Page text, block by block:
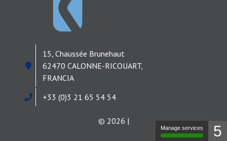
15, Chaussée Brunehaut
62470 CALONNE-RICOUART,
FRANCIA
+33 (0)3 21 65 54 54
© 2026 |
Manage services 5